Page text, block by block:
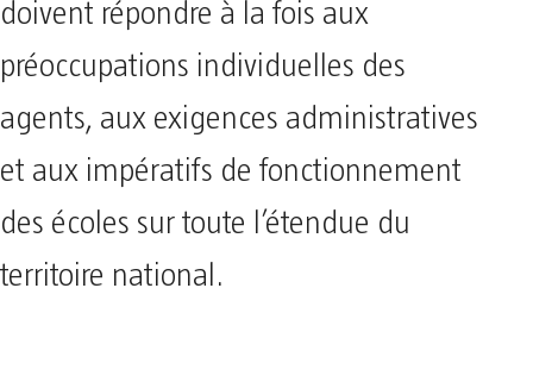
doivent répondre à la fois aux
préoccupations individuelles des
agents, aux exigences administratives
et aux impératifs de fonctionnement
des écoles sur toute l’étendue du
territoire national.